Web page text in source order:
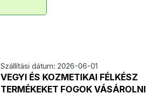
Szállítási dátum: 2026-06-01
VEGYI ÉS KOZMETIKAI FÉLKÉSZ
TERMÉKEKET FOGOK VÁSÁROLNI